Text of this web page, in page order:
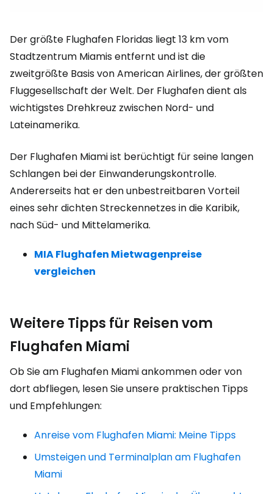
Der größte Flughafen Floridas liegt 13 km vom
Stadtzentrum Miamis entfernt und ist die
zweitgrößte Basis von American Airlines, der größten
Fluggesellschaft der Welt. Der Flughafen dient als
wichtigstes Drehkreuz zwischen Nord- und
Lateinamerika.
Der Flughafen Miami ist berüchtigt für seine langen
Schlangen bei der Einwanderungskontrolle.
Andererseits hat er den unbestreitbaren Vorteil
eines sehr dichten Streckennetzes in die Karibik,
nach Süd- und Mittelamerika.
MIA Flughafen Mietwagenpreise
vergleichen
Weitere Tipps für Reisen vom
Flughafen Miami
Ob Sie am Flughafen Miami ankommen oder von
dort abfliegen, lesen Sie unsere praktischen Tipps
und Empfehlungen:
Anreise vom Flughafen Miami: Meine Tipps
Umsteigen und Terminalplan am Flughafen
Miami